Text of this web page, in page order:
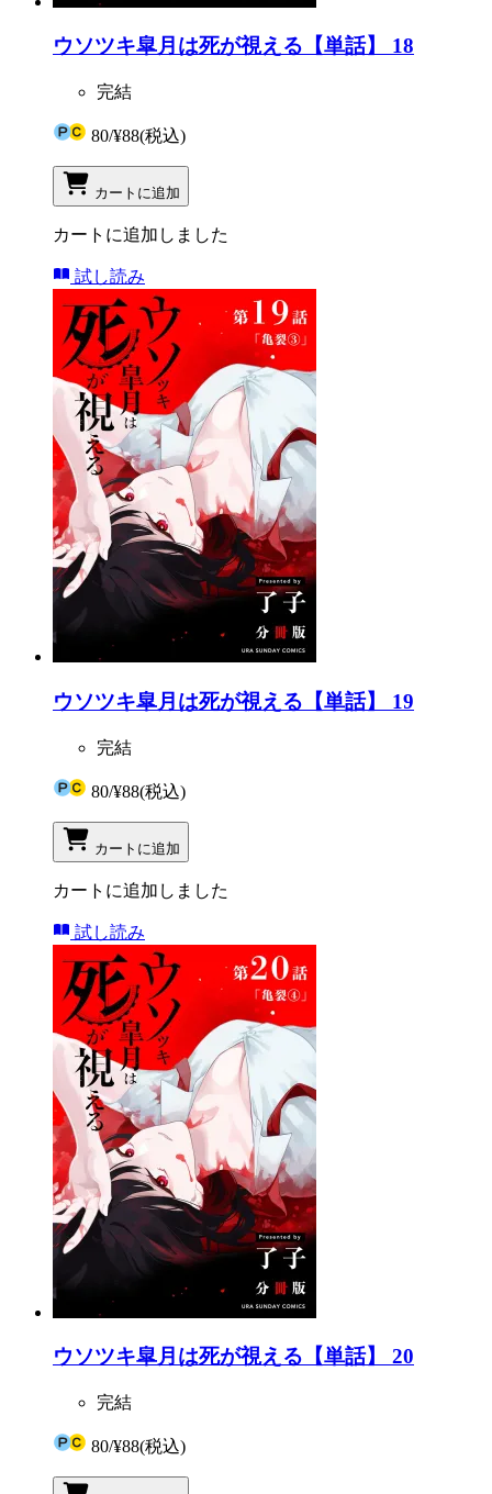
ウソツキ皐月は死が視える【単話】 18
完結
80/¥88(税込)
カートに追加
カートに追加しました
試し読み
ウソツキ皐月は死が視える【単話】 19
完結
80/¥88(税込)
カートに追加
カートに追加しました
試し読み
ウソツキ皐月は死が視える【単話】 20
完結
80/¥88(税込)